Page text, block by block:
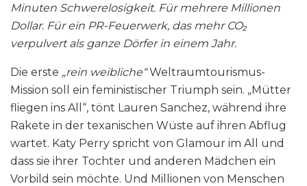
Minuten Schwerelosigkeit. Für mehrere Millionen
Dollar. Für ein PR-Feuerwerk, das mehr CO₂
verpulvert als ganze Dörfer in einem Jahr.
Die erste „rein weibliche“Weltraumtourismus-
Mission soll ein feministischer Triumph sein. „Mütter
fliegen ins All“, tönt Lauren Sanchez, während ihre
Rakete in der texanischen Wüste auf ihren Abflug
wartet. Katy Perry spricht von Glamour im All und
dass sie ihrer Tochter und anderen Mädchen ein
Vorbild sein möchte. Und Millionen von Menschen